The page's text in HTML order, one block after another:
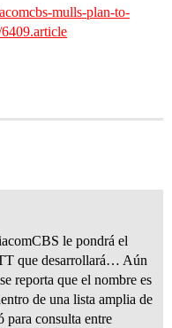
mulls-plan-to-
le pondrá el
que desarrollará… Aún
reporta que el nombre es
de una lista amplia de
para consulta entre